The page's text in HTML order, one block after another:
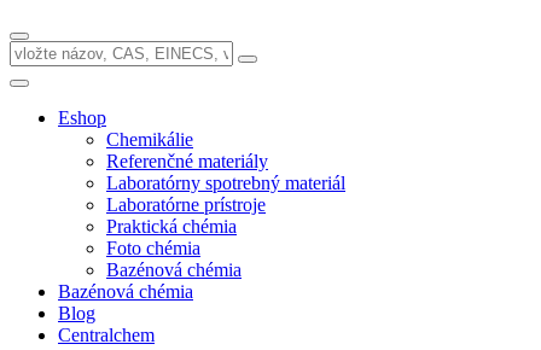
Eshop
Chemikálie
Referenčné materiály
Laboratórny spotrebný materiál
Laboratórne prístroje
Praktická chémia
Foto chémia
Bazénová chémia
Bazénová chémia
Blog
Centralchem